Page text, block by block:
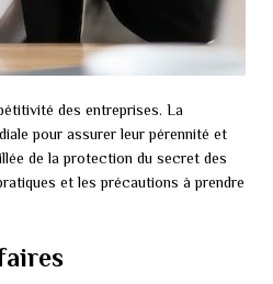
des entreprises. La
pour assurer leur pérennité et
de la protection du secret des
et les précautions à prendre